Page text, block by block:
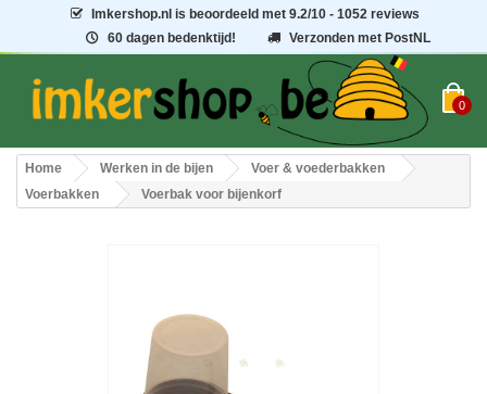
Imkershop.nl is beoordeeld met9.2/10 - 1052 reviews
60 dagen bedenktijd!
Verzonden met PostNL
0
Home Werken in de bijen
Voer & voederbakken
Voerbakken
Voerbak voor bijenkorf